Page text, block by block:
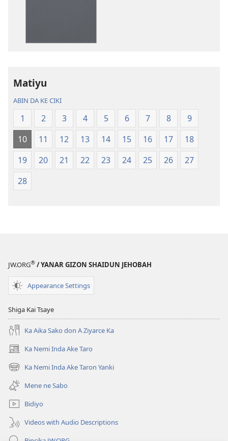
2013)2013)
Matiyu
ABIN DA KE CIKI
1 2 3 4 5 6 7 8
9
10
11 12 13 14 15 16 17
18
19
20 21 22 23 24 25 26
27
28
JW.ORG® / YANAR GIZON SHAIDUN JEHOBAH
Appearance Settings
Shiga Kai Tsaye
Ka Aika Sako don A Ziyarce Ka
Ka Nemi Inda Ake Taro
(opens
new
window)
Ka Nemi Inda Ake Taron Yanki
(opens
new
window)
Mene ne Sabo
Bidiyo
Videos with Audio Descriptions